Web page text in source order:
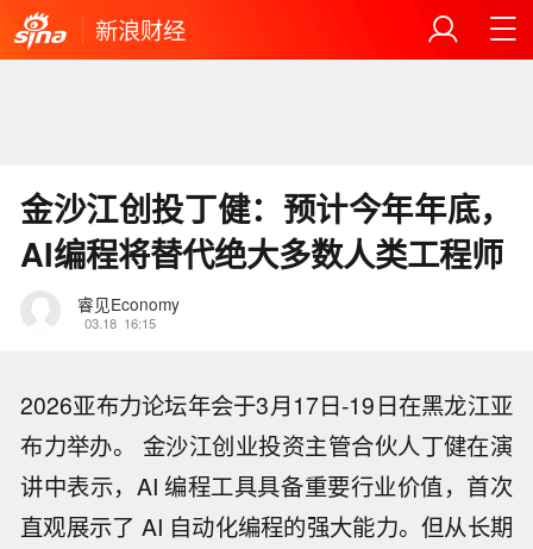
新浪财经
金沙江创投丁健：预计今年年底，
AI编程将替代绝大多数人类工程师
睿见Economy
03.18 16:15
2026亚布力论坛年会于3月17日-19日在黑龙江亚
布力举办。 金沙江创业投资主管合伙人丁健在演
讲中表示，AI 编程工具具备重要行业价值，首次
直观展示了 AI 自动化编程的强大能力。但从长期